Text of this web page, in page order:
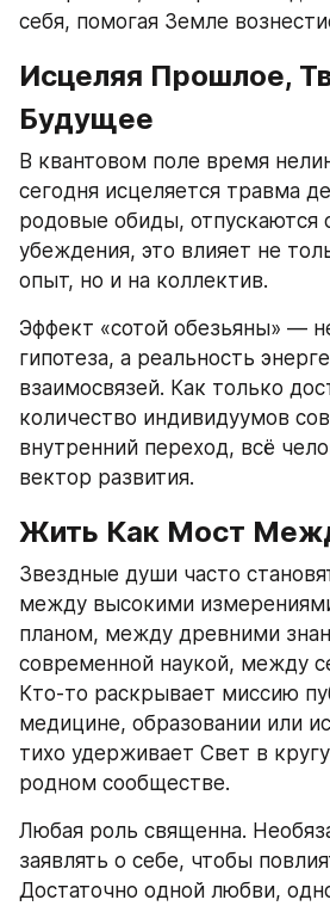
себя, помогая Земле
Исцеляя Прошлое,
Будущее
В квантовом поле время
сегодня исцеляется травма
родовые обиды, отпускаются
убеждения, это влияет не
опыт, но и на коллектив.
Эффект «сотой обезьяны» —
гипотеза, а реальность
взаимосвязей. Как только
количество индивидуумов
внутренний переход, всё
вектор развития.
Жить Как Мост
Звездные души часто
между высокими
планом, между древними
современной наукой, между
Кто-то раскрывает миссию
медицине, образовании или
тихо удерживает Свет в
родном сообществе.
Любая роль священна.
заявлять о себе, чтобы
Достаточно одной любви,